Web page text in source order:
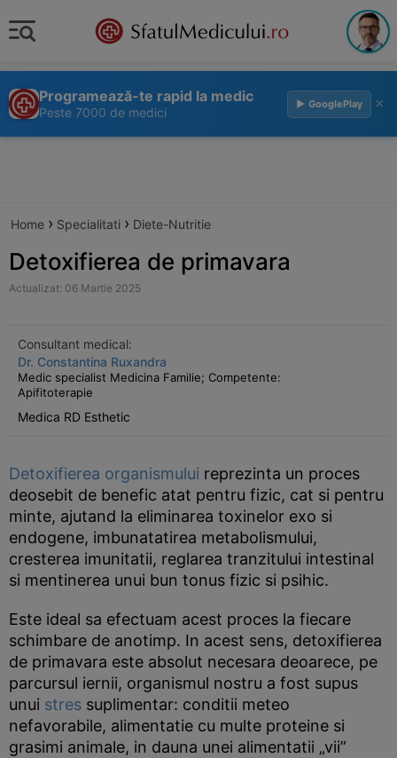
Programează-te rapid la medic
Peste 7000 de medici
▶ GooglePlay ×
Home › Specialitati › Diete-Nutritie
Detoxifierea de primavara
Actualizat: 06 Martie 2025
Consultant medical:
Dr. Constantina Ruxandra
Medic specialist Medicina Familie; Competente:
Apifitoterapie
Medica RD Esthetic
Detoxifierea organismului reprezinta un proces
deosebit de benefic atat pentru fizic, cat si pentru
minte, ajutand la eliminarea toxinelor exo si
endogene, imbunatatirea metabolismului,
cresterea imunitatii, reglarea tranzitului intestinal
si mentinerea unui bun tonus fizic si psihic.
Este ideal sa efectuam acest proces la fiecare
schimbare de anotimp. In acest sens, detoxifierea
de primavara este absolut necesara deoarece, pe
parcursul iernii, organismul nostru a fost supus
unui stres suplimentar: conditii meteo
nefavorabile, alimentatie cu multe proteine si
grasimi animale, in dauna unei alimentatii „vii”